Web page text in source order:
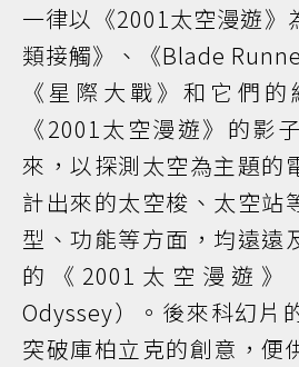
一律以《2001太空漫遊》
類接觸》、《Blade
《星際大戰》和它們
《2001太空漫遊》的影
來，以探測太空為主題的
計出來的太空梭、太空站
型、功能等方面，均遠遠
的《2001太空漫遊》
Odyssey）。後來科幻片
突破庫柏立克的創意，便